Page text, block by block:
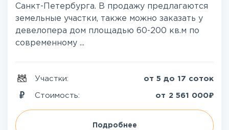
Санкт-Петербурга. В продажу предлагаются
земельные участки, также можно заказать у
девелопера дом площадью 60-200 кв.м по
современному ...
Участки: от 5 до 17 соток
Стоимость: от 2 561 000₽
Подробнее